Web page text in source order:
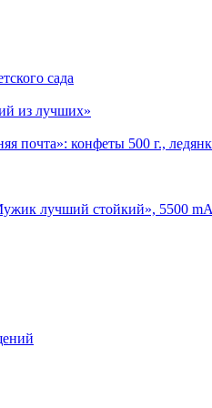
сада
из лучших»
почта»: конфеты 500 г.,
лучший стойкий», 5500